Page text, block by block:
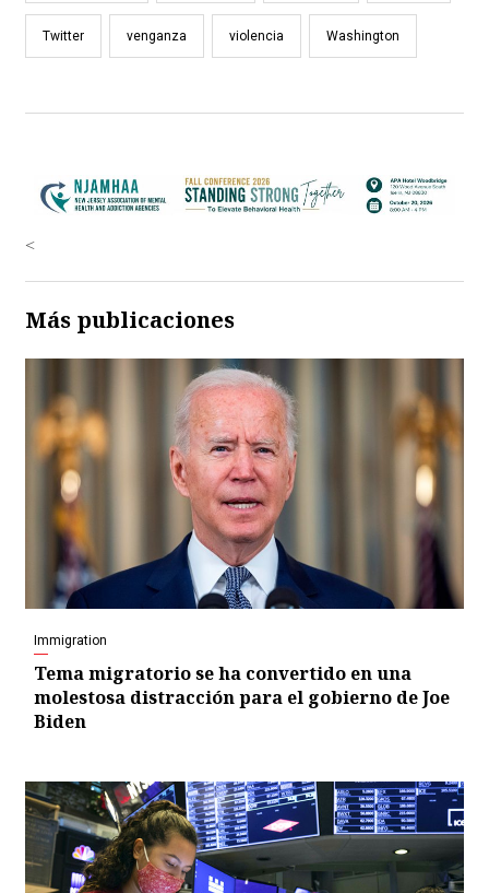
Twitter venganza violencia Washington
<
Más publicaciones
Immigration
Tema migratorio se ha convertido en una
molestosa distracción para el gobierno de Joe
Biden